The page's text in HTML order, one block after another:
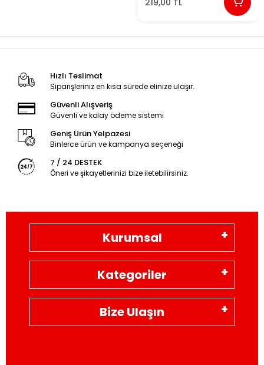
Hızlı Teslimat
Siparişleriniz en kısa sürede elinize ulaşır.
Güvenli Alışveriş
Güvenli ve kolay ödeme sistemi
Geniş Ürün Yelpazesi
Binlerce ürün ve kampanya seçeneği
7 / 24 DESTEK
Öneri ve şikayetlerinizi bize iletebilirsiniz.
Kurumsal
Kategoriler
Bize Ulaşın